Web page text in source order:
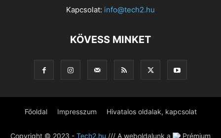
Kapcsolat: info@tech2.hu
KÖVESS MINKET
Főoldal Impresszum Hivatalos oldalak, kapcsolat
Copyright © 2023 - Tech2.hu /// A weboldalunk a Prémium